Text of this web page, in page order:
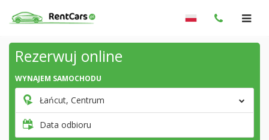
Rezerwuj online
WYNAJEM SAMOCHODU
Łańcut, Centrum
Data odbioru